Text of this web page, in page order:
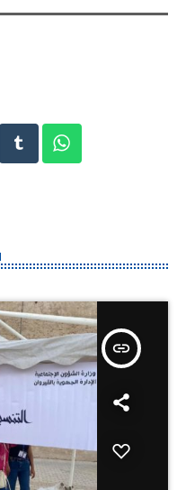
insert_link